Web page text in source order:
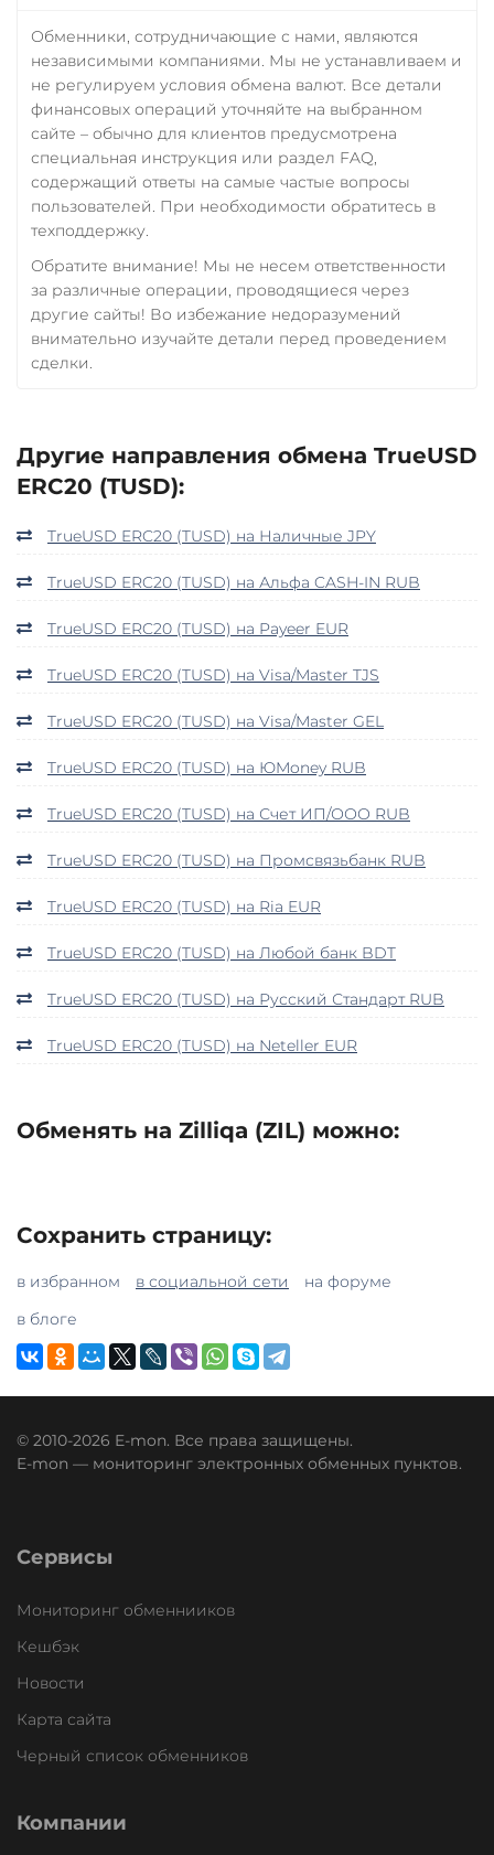
Обменники, сотрудничающие с нами, являются
независимыми компаниями. Мы не устанавливаем и
не регулируем условия обмена валют. Все детали
финансовых операций уточняйте на выбранном
сайте – обычно для клиентов предусмотрена
специальная инструкция или раздел FAQ,
содержащий ответы на самые частые вопросы
пользователей. При необходимости обратитесь в
техподдержку.
Обратите внимание! Мы не несем ответственности
за различные операции, проводящиеся через
другие сайты! Во избежание недоразумений
внимательно изучайте детали перед проведением
сделки.
Другие направления обмена TrueUSD
ERC20 (TUSD):
TrueUSD ERC20 (TUSD) на Наличные JPY
TrueUSD ERC20 (TUSD) на Альфа CASH-IN RUB
TrueUSD ERC20 (TUSD) на Payeer EUR
TrueUSD ERC20 (TUSD) на Visa/Master TJS
TrueUSD ERC20 (TUSD) на Visa/Master GEL
TrueUSD ERC20 (TUSD) на ЮMoney RUB
TrueUSD ERC20 (TUSD) на Счет ИП/ООО RUB
TrueUSD ERC20 (TUSD) на Промсвязьбанк RUB
TrueUSD ERC20 (TUSD) на Ria EUR
TrueUSD ERC20 (TUSD) на Любой банк BDT
TrueUSD ERC20 (TUSD) на Русский Стандарт RUB
TrueUSD ERC20 (TUSD) на Neteller EUR
Обменять на Zilliqa (ZIL) можно:
Сохранить страницу:
в избранном в социальной сети
на форуме
в блоге
© 2010-2026 E-mon. Все права защищены.
E-mon — мониторинг электронных обменных пунктов.
Сервисы
Мониторинг обменнииков
Кешбэк
Новости
Карта сайта
Черный список обменников
Компании